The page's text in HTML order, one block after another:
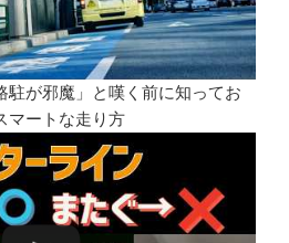
駐が邪魔」と嘆く前に知ってお
マートな走り方